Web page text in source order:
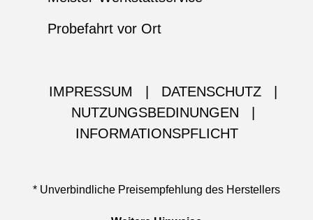
Probefahrt vor Ort
IMPRESSUM DATENSCHUTZ
NUTZUNGSBEDINUNGEN
INFORMATIONSPFLICHT
* Unverbindliche Preisempfehlung des Herstellers